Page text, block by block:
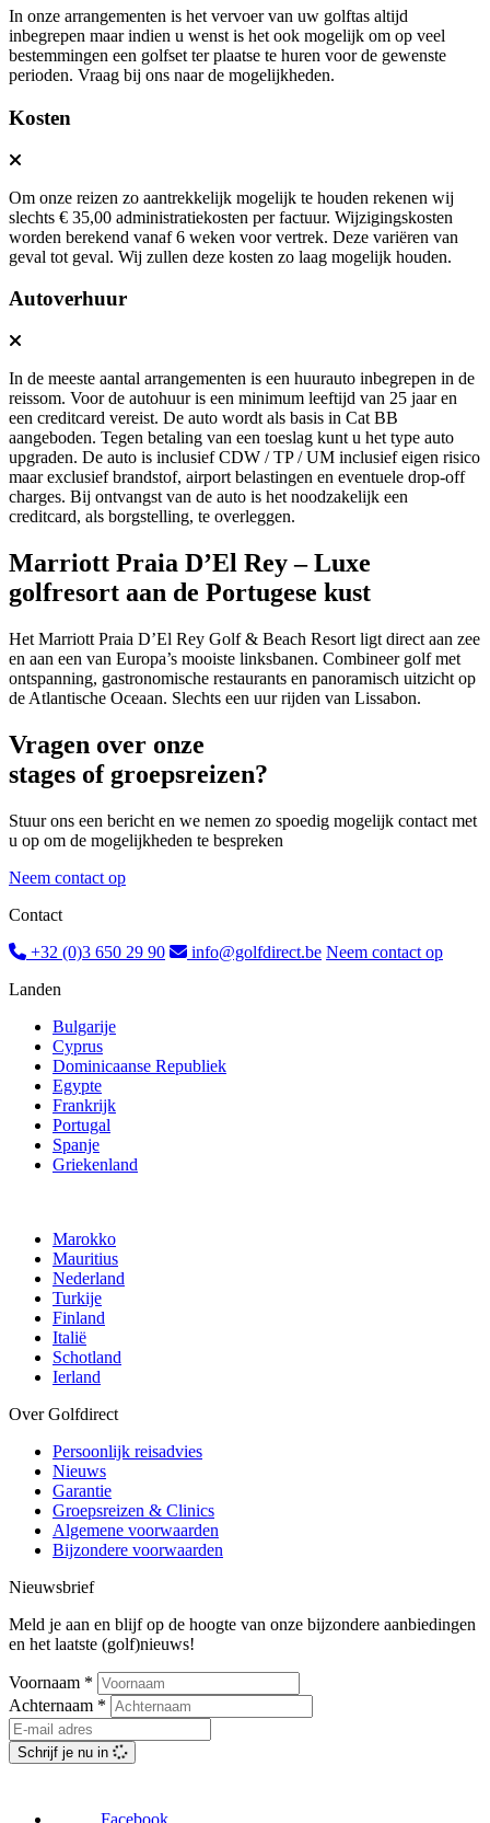
In onze arrangementen is het vervoer van uw golftas altijd
inbegrepen maar indien u wenst is het ook mogelijk om op veel
bestemmingen een golfset ter plaatse te huren voor de gewenste
perioden. Vraag bij ons naar de mogelijkheden.
Kosten
Om onze reizen zo aantrekkelijk mogelijk te houden rekenen wij
slechts € 35,00 administratiekosten per factuur. Wijzigingskosten
worden berekend vanaf 6 weken voor vertrek. Deze variëren van
geval tot geval. Wij zullen deze kosten zo laag mogelijk houden.
Autoverhuur
In de meeste aantal arrangementen is een huurauto inbegrepen in de
reissom. Voor de autohuur is een minimum leeftijd van 25 jaar en
een creditcard vereist. De auto wordt als basis in Cat BB
aangeboden. Tegen betaling van een toeslag kunt u het type auto
upgraden. De auto is inclusief CDW / TP / UM inclusief eigen risico
maar exclusief brandstof, airport belastingen en eventuele drop-off
charges. Bij ontvangst van de auto is het noodzakelijk een
creditcard, als borgstelling, te overleggen.
Marriott Praia D’El Rey – Luxe
golfresort aan de Portugese kust
Het Marriott Praia D’El Rey Golf & Beach Resort ligt direct aan zee
en aan een van Europa’s mooiste linksbanen. Combineer golf met
ontspanning, gastronomische restaurants en panoramisch uitzicht op
de Atlantische Oceaan. Slechts een uur rijden van Lissabon.
Vragen over onze
stages of groepsreizen?
Stuur ons een bericht en we nemen zo spoedig mogelijk contact met
u op om de mogelijkheden te bespreken
Neem contact op
Contact
+32 (0)3 650 29 90
info@golfdirect.be Neem contact op
Landen
Bulgarije
Cyprus
Dominicaanse Republiek
Egypte
Frankrijk
Portugal
Spanje
Griekenland
Marokko
Mauritius
Nederland
Turkije
Finland
Italië
Schotland
Ierland
Over Golfdirect
Persoonlijk reisadvies
Nieuws
Garantie
Groepsreizen & Clinics
Algemene voorwaarden
Bijzondere voorwaarden
Nieuwsbrief
Meld je aan en blijf op de hoogte van onze bijzondere aanbiedingen
en het laatste (golf)nieuws!
Voornaam *
Achternaam *
Schrijf je nu in
Facebook